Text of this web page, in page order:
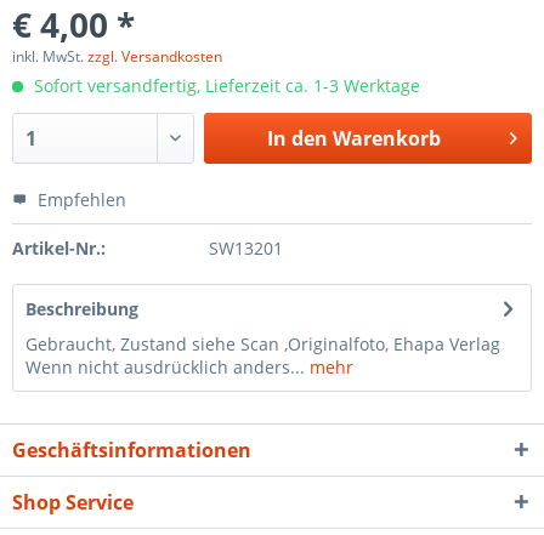
€ 4,00 *
inkl. MwSt.zzgl. Versandkosten
Sofort versandfertig, Lieferzeit ca. 1-3 Werktage
In den Warenkorb
Empfehlen
Artikel-Nr.: SW13201
Beschreibung
Gebraucht, Zustand siehe Scan ,Originalfoto, Ehapa Verlag
Wenn nicht ausdrücklich anders... mehr
Geschäftsinformationen
Shop Service